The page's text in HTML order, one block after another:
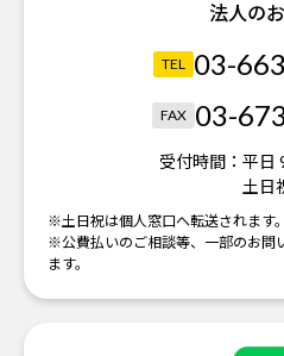
法人の
TEL 03-
FAX 03-
受付時間： 平日
土日
※土日祝は個人窓口へ転送されます。
※公費払いのご相談等、一部のお問
ます。